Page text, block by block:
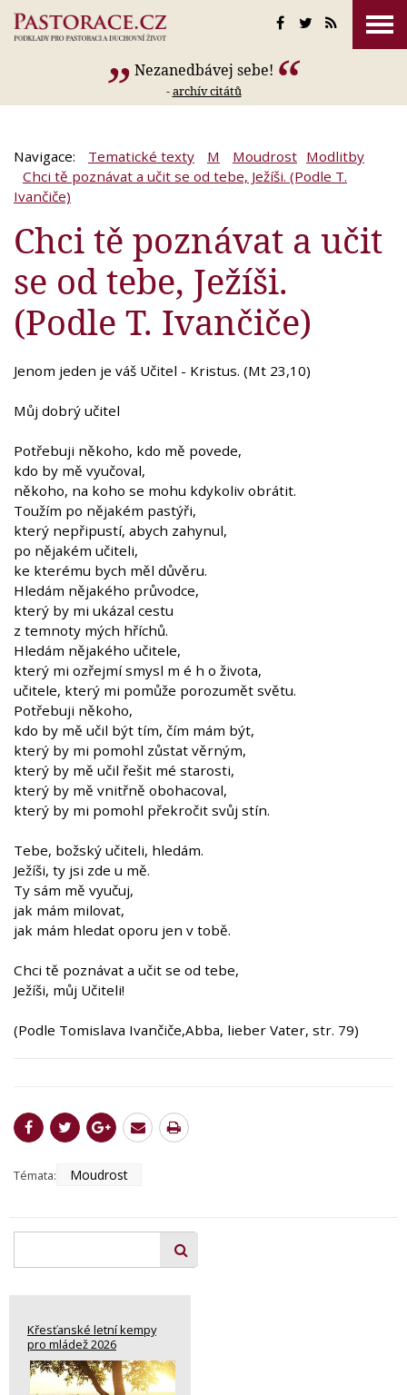
Nezanedbávej sebe!
-archív citátů
Navigace: Tematické texty M Moudrost Modlitby
Chci tě poznávat a učit se od tebe, Ježíši. (Podle T.
Ivančiče)
Chci tě poznávat a učit
se od tebe, Ježíši.
(Podle T. Ivančiče)
Jenom jeden je váš Učitel - Kristus. (Mt 23,10)
Můj dobrý učitel
Potřebuji někoho, kdo mě povede,
kdo by mě vyučoval,
někoho, na koho se mohu kdykoliv obrátit.
Toužím po nějakém pastýři,
který nepřipustí, abych zahynul,
po nějakém učiteli,
ke kterému bych měl důvěru.
Hledám nějakého průvodce,
který by mi ukázal cestu
z temnoty mých hříchů.
Hledám nějakého učitele,
který mi ozřejmí smysl m é h o života,
učitele, který mi pomůže porozumět světu.
Potřebuji někoho,
kdo by mě učil být tím, čím mám být,
který by mi pomohl zůstat věrným,
který by mě učil řešit mé starosti,
který by mě vnitřně obohacoval,
který by mi pomohl překročit svůj stín.
Tebe, božský učiteli, hledám.
Ježíši, ty jsi zde u mě.
Ty sám mě vyučuj,
jak mám milovat,
jak mám hledat oporu jen v tobě.
Chci tě poznávat a učit se od tebe,
Ježíši, můj Učiteli!
(Podle Tomislava Ivančiče,Abba, lieber Vater, str. 79)
Témata: Moudrost
Křesťanské letní kempy
pro mládež 2026